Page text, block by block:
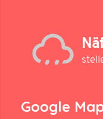
Google